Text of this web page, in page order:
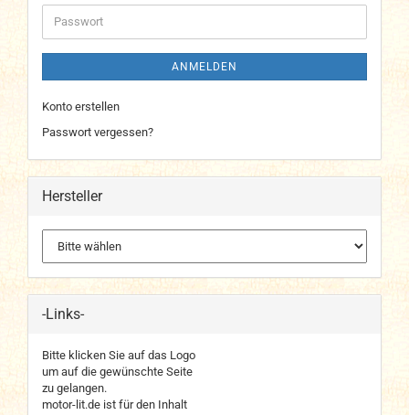
Adresse
Passwort
ANMELDEN
Konto erstellen
Passwort vergessen?
Hersteller
-Links-
Bitte klicken Sie auf das Logo
um auf die gewünschte Seite
zu gelangen.
motor-lit.de ist für den Inhalt